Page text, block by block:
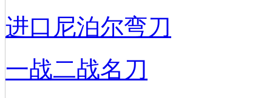
进口尼泊尔弯刀
一战二战名刀